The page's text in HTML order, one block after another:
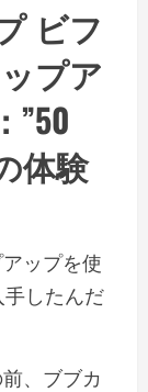
ビフ
プア
”50
体験
ップを使
したんだ
、ブブカ